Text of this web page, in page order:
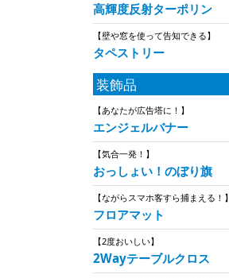
高輝度反射ターポリン
【壁や窓を使って告知できる】
タペストリー
装飾品
【あなたが広告塔に！】
エンジェルバナー
【気合一発！】
おっしょい！のぼり旗
【ながらスマホ客すら捕まえる！】
フロアマット
【2度おいしい】
2Wayテーブルクロス